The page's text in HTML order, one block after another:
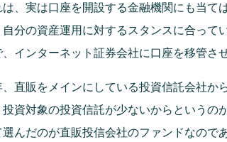
は、実は口座を開設する金融機関にも当て
自分の資産運用に対するスタンスに合って
、インターネット証券会社に口座を移管さ
、直販をメインにしている投資信託会社か
投資対象の投資信託が少ないからというの
選んだのが直販投信会社のファンドなので